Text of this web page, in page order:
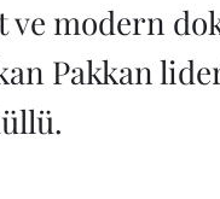
ve modern
Pakkan